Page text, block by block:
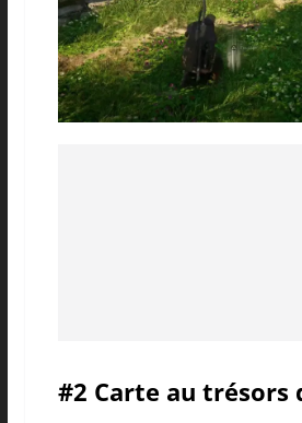
#2 Carte au trésors